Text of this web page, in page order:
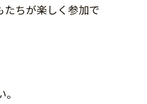
ちが楽しく参加で